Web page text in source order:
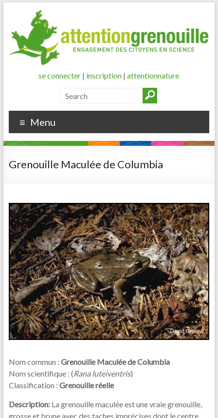
se connecter | inscription |attentionnature
Menu
Grenouille Maculée de Columbia
Nom commun : Grenouille Maculée de Columbia
Nom scientifique : (Rana luteiventris)
Classification : Grenouille réelle
Description:La grenouille maculée est une vraie grenouille,
grosse et brune avec des taches imprécises dont le centre